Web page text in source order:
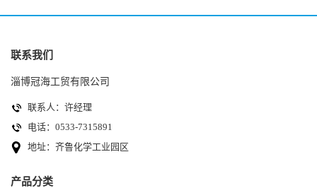
联系我们
淄博冠海工贸有限公司
联系人：许经理
电话：0533-7315891
地址：齐鲁化学工业园区
产品分类